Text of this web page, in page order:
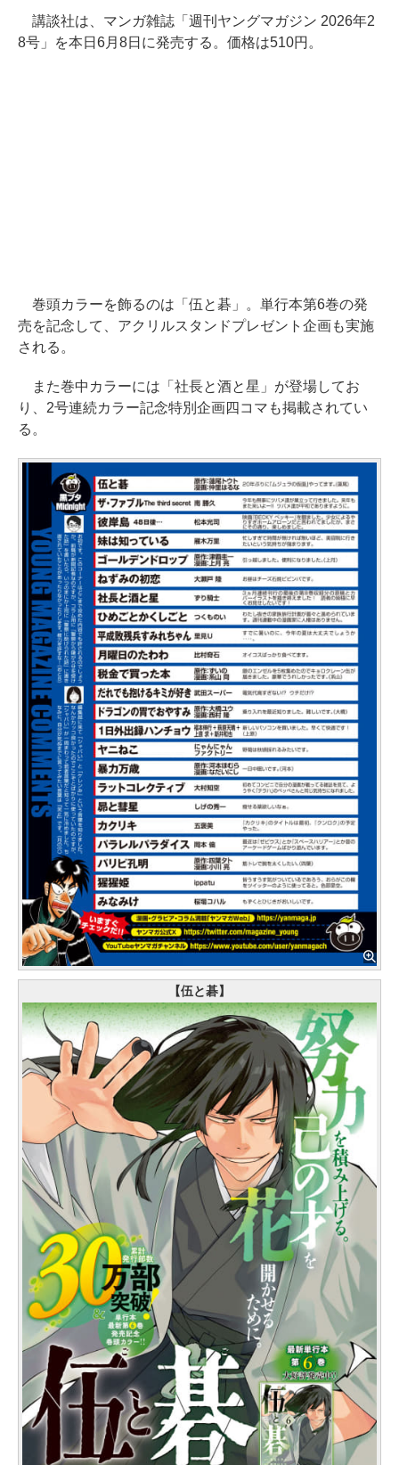
講談社は、マンガ雑誌「週刊ヤングマガジン 2026年2
8号」を本日6月8日に発売する。価格は510円。
巻頭カラーを飾るのは「伍と碁」。単行本第6巻の発
売を記念して、アクリルスタンドプレゼント企画も実施
される。
また巻中カラーには「社長と酒と星」が登場してお
り、2号連続カラー記念特別企画四コマも掲載されてい
る。
【伍と碁】